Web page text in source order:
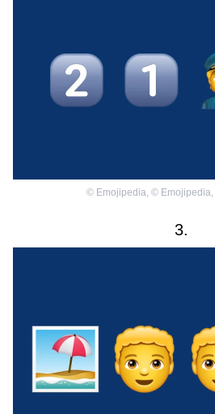
© Emojipedia © Emojipedia
3.